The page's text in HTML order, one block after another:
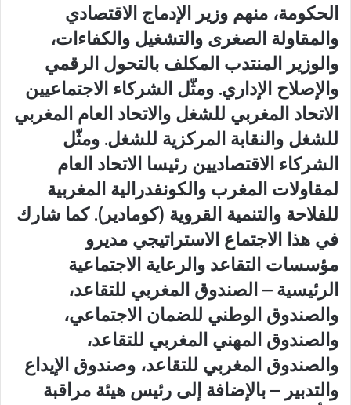
الحكومة، منهم وزير الإدماج الاقتصادي
والمقاولة الصغرى والتشغيل والكفاءات،
والوزير المنتدب المكلف بالتحول الرقمي
والإصلاح الإداري. ومثّل الشركاء الاجتماعيين
الاتحاد المغربي للشغل والاتحاد العام المغربي
للشغل والنقابة المركزية للشغل. ومثّل
الشركاء الاقتصاديين رئيسا الاتحاد العام
لمقاولات المغرب والكونفدرالية المغربية
للفلاحة والتنمية القروية (كومادير). كما شارك
في هذا الاجتماع الاستراتيجي مديرو
مؤسسات التقاعد والرعاية الاجتماعية
الرئيسية – الصندوق المغربي للتقاعد،
والصندوق الوطني للضمان الاجتماعي،
والصندوق المهني المغربي للتقاعد،
والصندوق المغربي للتقاعد، وصندوق الإيداع
والتدبير – بالإضافة إلى رئيس هيئة مراقبة